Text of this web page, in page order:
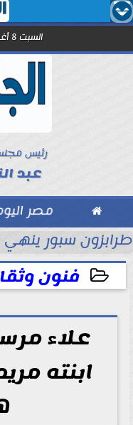

السبت 8 أغسطس 2026
رئيس مجلس
عبد
 مصر
طرابزون سبور
فنون
علاء
ابنته